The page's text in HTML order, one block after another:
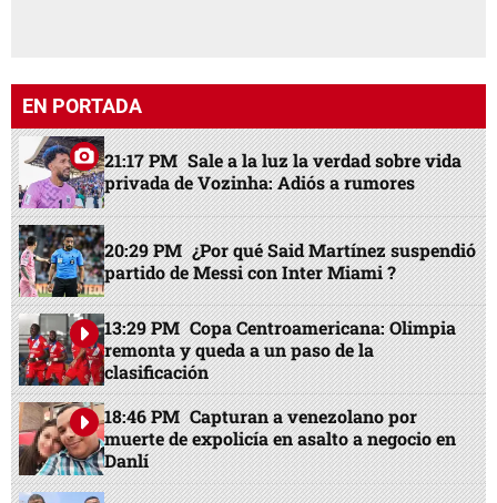
EN PORTADA
21:17 PM Sale a la luz la verdad sobre vida
privada de Vozinha: Adiós a rumores
20:29 PM ¿Por qué Said Martínez suspendió
partido de Messi con Inter Miami ?
13:29 PM Copa Centroamericana: Olimpia
remonta y queda a un paso de la
clasificación
18:46 PM Capturan a venezolano por
muerte de expolicía en asalto a negocio en
Danlí